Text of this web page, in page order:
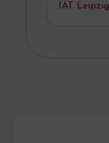
IAT Leipzig